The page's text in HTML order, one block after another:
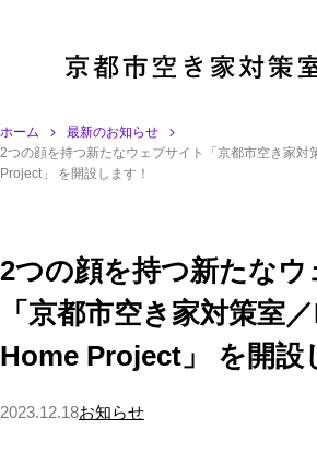
ホーム
最新のお知らせ
2つの顔を持つ新たなウェブサイト「京都市空き家対
Project」 を開設します！
2つの顔を持つ新たなウ
「京都市空き家対策室
Home Project」 を開設
2023.12.18お知らせ